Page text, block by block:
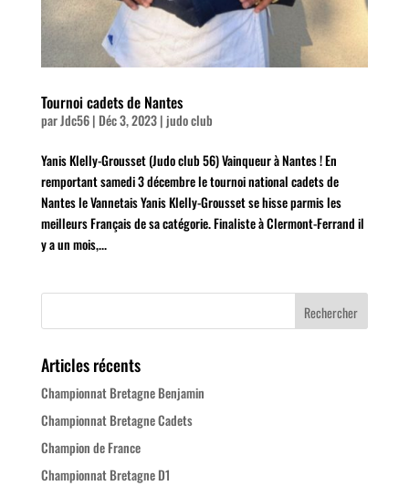
Tournoi cadets de Nantes
parJdc56| Déc 3, 2023| judo club
Yanis Klelly-Grousset (Judo club 56) Vainqueur à Nantes ! En
remportant samedi 3 décembre le tournoi national cadets de
Nantes le Vannetais Yanis Klelly-Grousset se hisse parmis les
meilleurs Français de sa catégorie. Finaliste à Clermont-Ferrand il
y a un mois,...
Articles récents
Championnat Bretagne Benjamin
Championnat Bretagne Cadets
Champion de France
Championnat Bretagne D1